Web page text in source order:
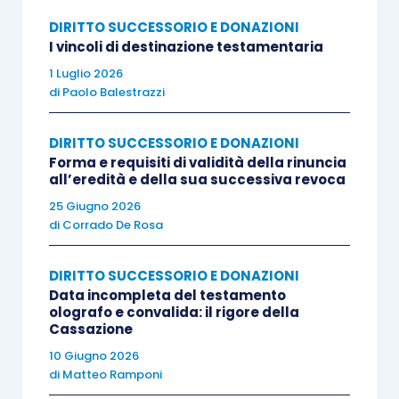
figlio R.G. eccedevano la disponibile e dunque,
dell’art. 737 comma 2 c.c. dovevano essere
conferite per l’eccedenza. Procedeva dunque alle
operazioni di collazione delle donazioni in favore
del medesimo R. G. e della sorella R.F. avuto
riguardo all’eccedenza da questi ricevuta.
Contro la sentenza hanno proposto ricorso per
Cassazione R.G. e R.V.M.
SOLUZIONE
I ricorrenti affidavano il ricorso a cinque motivi.
DIRITTO SUCCESSORIO E DONAZIONI
I vincoli di destinazione testamentaria
1 Luglio 2026
di Paolo Balestrazzi
DIRITTO SUCCESSORIO E DONAZIONI
Forma e requisiti di validità della rinuncia
all’eredità e della sua successiva revoca
25 Giugno 2026
di Corrado De Rosa
DIRITTO SUCCESSORIO E DONAZIONI
Data incompleta del testamento
olografo e convalida: il rigore della
Cassazione
10 Giugno 2026
di Matteo Ramponi